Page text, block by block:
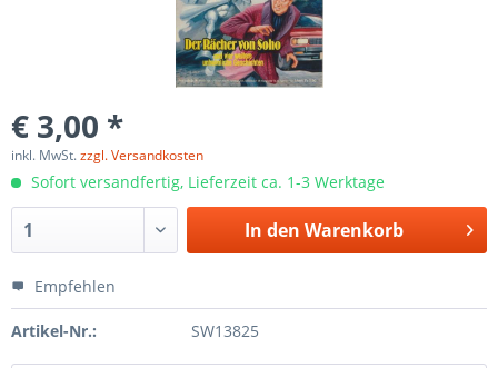
€ 3,00 *
inkl. MwSt.zzgl. Versandkosten
Sofort versandfertig, Lieferzeit ca. 1-3 Werktage
In den Warenkorb
Empfehlen
Artikel-Nr.: SW13825